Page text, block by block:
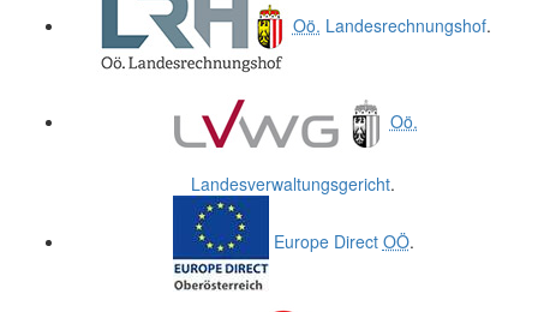
Oö. Landesrechnungshof.
Oö.
Landesverwaltungsgericht.
Europe Direct OÖ.